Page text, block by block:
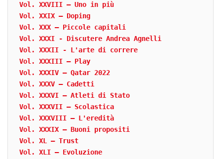
Vol. XXVIII – Uno in più
Vol. XXIX – Doping
Vol. XXX – Piccole capitali
Vol. XXXI - Discutere Andrea Agnelli
Vol. XXXII - L'arte di correre
Vol. XXXIII – Play
Vol. XXXIV – Qatar 2022
Vol. XXXV – Cadetti
Vol. XXXVI – Atleti di Stato
Vol. XXXVII – Scolastica
Vol. XXXVIII – L'eredità
Vol. XXXIX – Buoni propositi
Vol. XL – Trust
Vol. XLI – Evoluzione